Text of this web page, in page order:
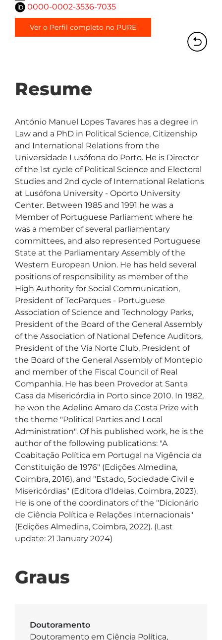
0000-0002-3536-7035
Ver o Perfil completo no PURE
Resume
António Manuel Lopes Tavares has a degree in
Law and a PhD in Political Science, Citizenship
and International Relations from the
Universidade Lusófona do Porto. He is Director
of the 1st cycle of Political Science and Electoral
Studies and 2nd cycle of International Relations
at Lusófona University - Oporto University
Center. Between 1985 and 1991 he was a
Member of Portuguese Parliament where he
was a member of several parliamentary
committees, and also represented Portuguese
State at the Parliamentary Assembly of the
Western European Union. He has held several
positions of responsibility as member of the
High Authority for Social Communication,
President of TecParques - Portuguese
Association of Science and Technology Parks,
President of the Board of the General Assembly
of the Association of National Defence Auditors,
President of the Via Norte Club, President of
the Board of the General Assembly of Montepio
and member of the Fiscal Council of Real
Companhia. He has been Provedor at Santa
Casa da Misericórdia in Porto since 2010. In 1982,
he won the Adelino Amaro da Costa Prize with
the theme "Political Parties and Local
Administration". Of his published work, he is the
author of the following publications: "A
Coabitação Política em Portugal na Vigência da
Constituição de 1976" (Edições Almedina,
Coimbra, 2016), and "Estado, Sociedade Civil e
Misericórdias" (Editora d'Ideias, Coimbra, 2023).
He is one of the coordinators of the "Dicionário
de Ciência Política e Relações Internacionais"
(Edições Almedina, Coimbra, 2022). (Last
update: 21 January 2024)
Graus
Doutoramento
Doutoramento em Ciência Política,